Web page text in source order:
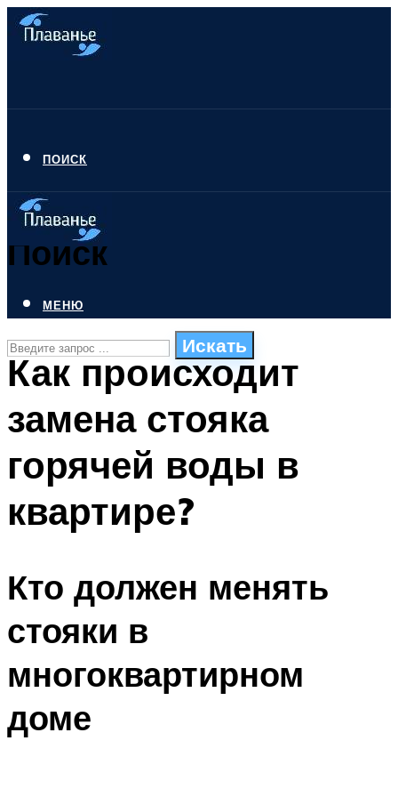
ПОИСК
Поиск
Искать
СТИЛИ ПЛАВАНЬЯ
ПЛАВАНЬЕ ДЛЯ ДЕТЕЙ
БАССЕЙН ДЛЯ ДОМА
ОЧИСТКА БАССЕЙНОВ
МЕНЮ
Как происходит
замена стояка
горячей воды в
квартире?
Кто должен менять
стояки в
многоквартирном
доме